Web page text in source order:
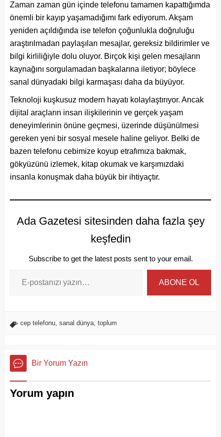
Zaman zaman gün içinde telefonu tamamen kapattığımda
önemli bir kayıp yaşamadığımı fark ediyorum. Akşam
yeniden açıldığında ise telefon çoğunlukla doğruluğu
araştırılmadan paylaşılan mesajlar, gereksiz bildirimler ve
bilgi kirliliğiyle dolu oluyor. Birçok kişi gelen mesajların
kaynağını sorgulamadan başkalarına iletiyor; böylece
sanal dünyadaki bilgi karmaşası daha da büyüyor.
Teknoloji kuşkusuz modern hayatı kolaylaştırıyor. Ancak
dijital araçların insan ilişkilerinin ve gerçek yaşam
deneyimlerinin önüne geçmesi, üzerinde düşünülmesi
gereken yeni bir sosyal mesele haline geliyor. Belki de
bazen telefonu cebimize koyup etrafımıza bakmak,
gökyüzünü izlemek, kitap okumak ve karşımızdaki
insanla konuşmak daha büyük bir ihtiyaçtır.
Ada Gazetesi sitesinden daha fazla şey
keşfedin
Subscribe to get the latest posts sent to your email.
ABONE OL
cep telefonu, sanal dünya, toplum
Bir Yorum Yazın
Yorum yapın